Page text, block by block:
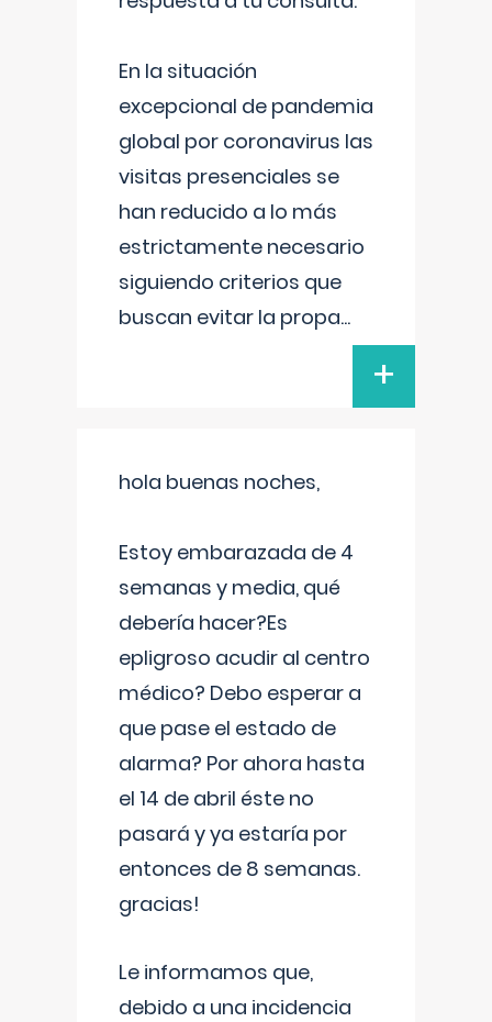
En la situación
excepcional de pandemia
global por coronavirus las
visitas presenciales se
han reducido a lo más
estrictamente necesario
siguiendo criterios que
buscan evitar la propa...
+
hola buenas noches,
Estoy embarazada de 4
semanas y media, qué
debería hacer?Es
epligroso acudir al centro
médico? Debo esperar a
que pase el estado de
alarma? Por ahora hasta
el 14 de abril éste no
pasará y ya estaría por
entonces de 8 semanas.
gracias!
Le informamos que,
debido a una incidencia